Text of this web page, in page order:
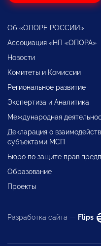
Об «ОПОРЕ РОССИИ»
Ассоциация «НП «ОПОРА»
Новости
Комитеты и Комиссии
Региональное развитие
Экспертиза и Аналитика
Международная
Декларация о
субъектами МСП
Бюро по защите прав
Образование
Проекты
Разработка сайта — Flips